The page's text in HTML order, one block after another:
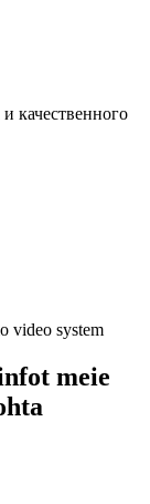
качественного
video system
meie